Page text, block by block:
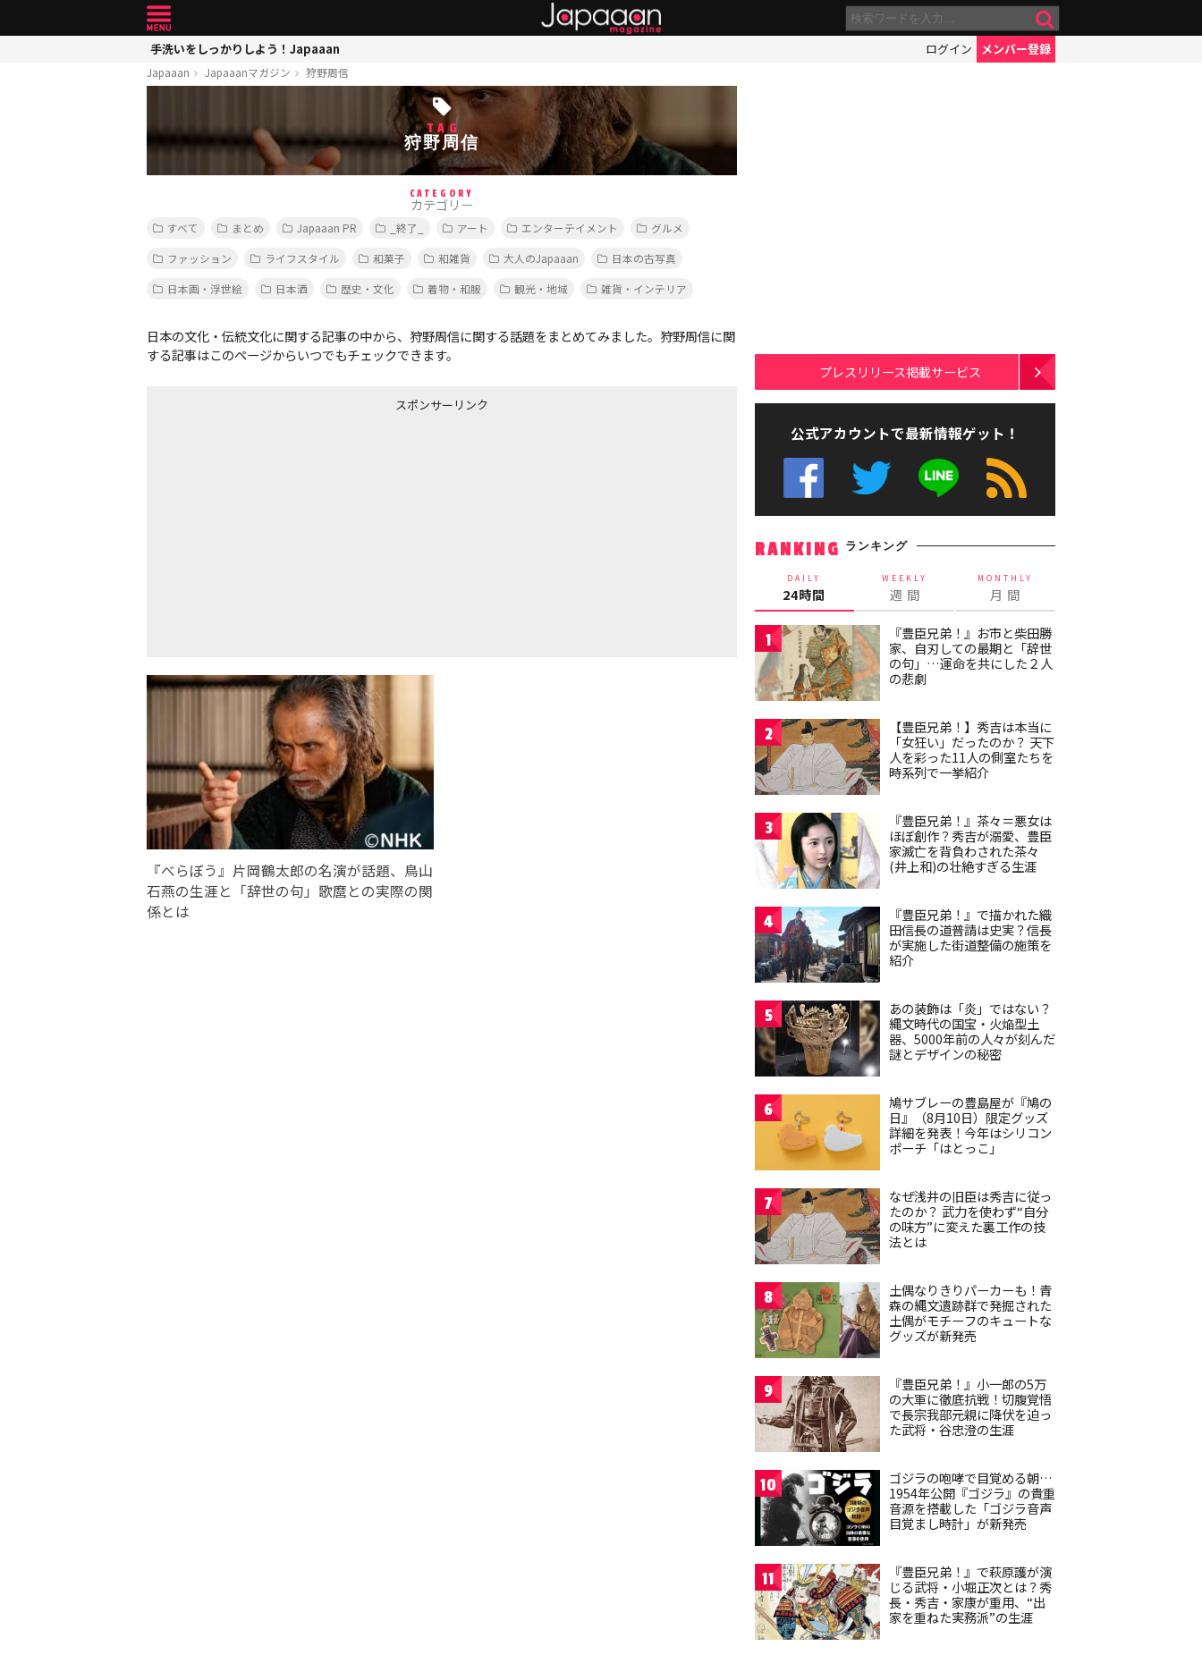
手洗いをしっかりしよう！Japaaan ログイン メンバー登録
Japaaan Japaaanマガジン 狩野周信
TAG
狩野周信
CATEGORY
カテゴリー
すべて まとめ Japaaan PR _終了_ アート エンターテイメント
グルメ
ファッション
ライフスタイル 和菓子 和雑貨 大人のJapaaan
日本の古写真
日本画・浮世絵
日本酒 歴史・文化 着物・和服 観光・地域 雑貨・インテリア
日本の文化・伝統文化に関する記事の中から、狩野周信に関する話題をまとめてみました。狩野周信に関
する記事はこのページからいつでもチェックできます。
スポンサーリンク
『べらぼう』片岡鶴太郎の名演が話題、鳥山
石燕の生涯と「辞世の句」歌麿との実際の関
係とは
プレスリリース掲載サービス
公式アカウントで最新情報ゲット！
RANKING ランキング
DAILY
24時間
WEEKLY
週 間
MONTHLY
月 間
1
『豊臣兄弟！』お市と柴田勝
家、自刃しての最期と「辞世
の句」…運命を共にした２人
の悲劇
2
【豊臣兄弟！】秀吉は本当に
「女狂い」だったのか？ 天下
人を彩った11人の側室たちを
時系列で一挙紹介
3
『豊臣兄弟！』茶々＝悪女は
ほぼ創作？秀吉が溺愛、豊臣
家滅亡を背負わされた茶々
(井上和)の壮絶すぎる生涯
4
『豊臣兄弟！』で描かれた織
田信長の道普請は史実？信長
が実施した街道整備の施策を
紹介
5
あの装飾は「炎」ではない？
縄文時代の国宝・火焔型土
器、5000年前の人々が刻んだ
謎とデザインの秘密
6
鳩サブレーの豊島屋が『鳩の
日』（8月10日）限定グッズ
詳細を発表！今年はシリコン
ポーチ「はとっこ」
7
なぜ浅井の旧臣は秀吉に従っ
たのか？ 武力を使わず“自分
の味方”に変えた裏工作の技
法とは
8
土偶なりきりパーカーも！青
森の縄文遺跡群で発掘された
土偶がモチーフのキュートな
グッズが新発売
9
『豊臣兄弟！』小一郎の5万
の大軍に徹底抗戦！切腹覚悟
で長宗我部元親に降伏を迫っ
た武将・谷忠澄の生涯
10
ゴジラの咆哮で目覚める朝…
1954年公開『ゴジラ』の貴重
音源を搭載した「ゴジラ音声
目覚まし時計」が新発売
11
『豊臣兄弟！』で萩原護が演
じる武将・小堀正次とは？秀
長・秀吉・家康が重用、“出
家を重ねた実務派”の生涯